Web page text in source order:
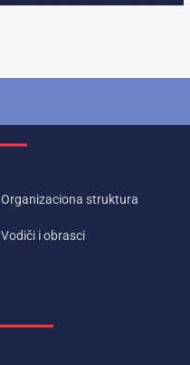
Organizaciona struktura
Vodiči i obrasci